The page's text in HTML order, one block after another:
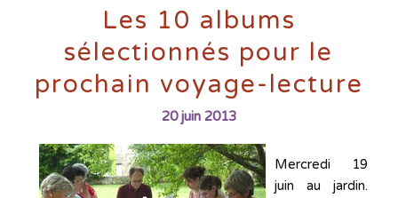
Les 10 albums
sélectionnés pour le
prochain voyage-lecture
20 juin 2013
Mercredi 19
juin au jardin.